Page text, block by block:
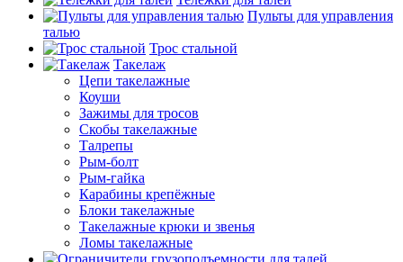
Пульты для управления
талью
Трос стальной
Такелаж
Цепи такелажные
Коуши
Зажимы для тросов
Скобы такелажные
Талрепы
Рым-болт
Рым-гайка
Карабины крепёжные
Блоки такелажные
Такелажные крюки и звенья
Ломы такелажные